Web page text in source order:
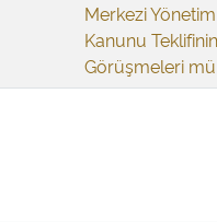
Merkezi
Kanunu
Görüşmeleri